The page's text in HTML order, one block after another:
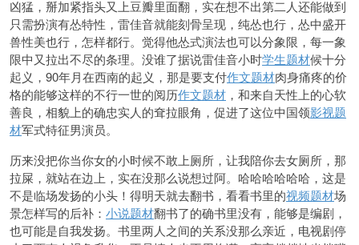
凶猛，掰加紧指头又上豆瓣里面翻，实在想不出第二人还能做到
只需扮演有怂特性，雷佳音就能刻骨呈现，纯怂也行，怂中盛开
兽性美也行，怎样都行。觉得他怂式演法也可以分象限，每一象
限中又拉出不尽的条理。没谁了据说雷佳音小时学生题材候十分
起义，90年月在西南的起义，那是要支付作文题材肉身痛疼的价
格的能够这样的不行一世的阅历作文题材 ，和来自天性上的心软
善良，相貌上的确忠实人的耷拉眼角，促进了这位中国领影视题
材军式特征男演员。
历来没把你当你女的小时候不敢上厕所，让我陪你去女厕所，那
拉屎，就站在边上，实在没那么说想过阿。哈哈哈哈哈哈，这是
不是临场发扬的小头！得明天就去翻书，看看书里的视频题材场
景怎样写的后补： 小说题材翻书了的确书里没有，能够是编剧，
也可能是自我发扬。书里两人之间的关系没那么亲近，电视剧停